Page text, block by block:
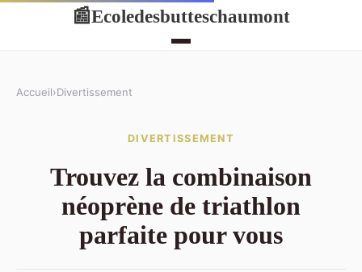
📰Ecoledesbutteschaumont
Accueil›Divertissement
DIVERTISSEMENT
Trouvez la combinaison
néoprène de triathlon
parfaite pour vous